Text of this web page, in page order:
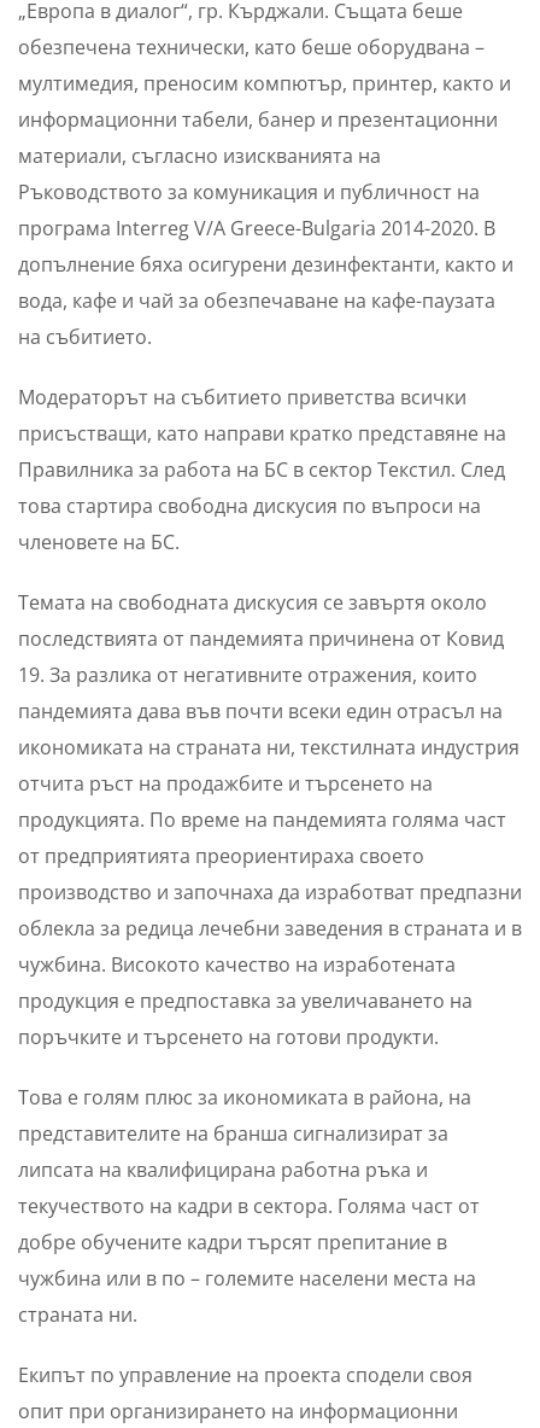
„Европа в диалог“, гр. Кърджали. Същата беше
обезпечена технически, като беше оборудвана –
мултимедия, преносим компютър, принтер, както и
информационни табели, банер и презентационни
материали, съгласно изискванията на
Ръководството за комуникация и публичност на
програма Interreg V/A Greece-Bulgaria 2014-2020. В
допълнение бяха осигурени дезинфектанти, както и
вода, кафе и чай за обезпечаване на кафе-паузата
на събитието.
Модераторът на събитието приветства всички
присъстващи, като направи кратко представяне на
Правилника за работа на БС в сектор Текстил. След
това стартира свободна дискусия по въпроси на
членовете на БС.
Темата на свободната дискусия се завъртя около
последствията от пандемията причинена от Ковид
19. За разлика от негативните отражения, които
пандемията дава във почти всеки един отрасъл на
икономиката на страната ни, текстилната индустрия
отчита ръст на продажбите и търсенето на
продукцията. По време на пандемията голяма част
от предприятията преориентираха своето
производство и започнаха да изработват предпазни
облекла за редица лечебни заведения в страната и в
чужбина. Високото качество на изработената
продукция е предпоставка за увеличаването на
поръчките и търсенето на готови продукти.
Това е голям плюс за икономиката в района, на
представителите на бранша сигнализират за
липсата на квалифицирана работна ръка и
текучеството на кадри в сектора. Голяма част от
добре обучените кадри търсят препитание в
чужбина или в по – големите населени места на
страната ни.
Екипът по управление на проекта сподели своя
опит при организирането на информационни